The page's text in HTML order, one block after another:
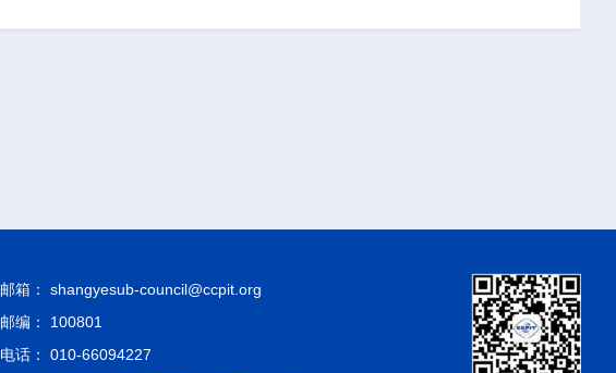
邮箱： shangyesub-council@ccpit.org
邮编： 100801
电话： 010-66094227